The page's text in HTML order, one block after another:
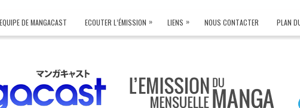
DE MANGACAST ECOUTER L’ÉMISSION » LIENS » NOUS CONTACTER PLAN